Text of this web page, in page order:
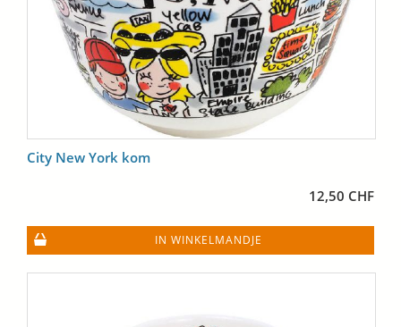
City New York kom
12,50 CHF
IN WINKELMANDJE